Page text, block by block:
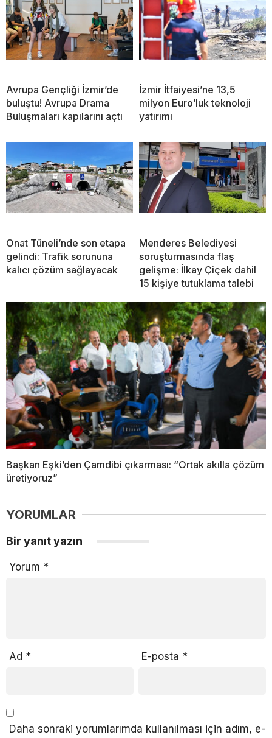
Avrupa Gençliği İzmir’de
buluştu! Avrupa Drama
Buluşmaları kapılarını açtı
İzmir İtfaiyesi’ne 13,5
milyon Euro’luk teknoloji
yatırımı
Onat Tüneli’nde son etapa
gelindi: Trafik sorununa
kalıcı çözüm sağlayacak
Menderes Belediyesi
soruşturmasında flaş
gelişme: İlkay Çiçek dahil
15 kişiye tutuklama talebi
Başkan Eşki’den Çamdibi çıkarması: “Ortak akılla çözüm
üretiyoruz”
YORUMLAR
Bir yanıt yazın
Yorum *
Ad * E-posta *
Daha sonraki yorumlarımda kullanılması için adım, e-